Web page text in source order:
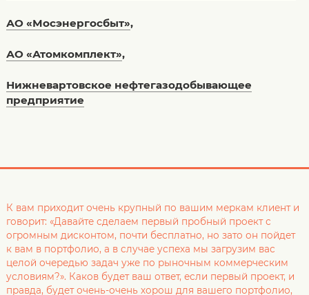
АО «Мосэнергосбыт»,
АО «Атомкомплект»,
Нижневартовское нефтегазодобывающее
предприятие
К вам приходит очень крупный по вашим меркам клиент и
говорит: «Давайте сделаем первый пробный проект с
огромным дисконтом, почти бесплатно, но зато он пойдет
к вам в портфолио, а в случае успеха мы загрузим вас
целой очередью задач уже по рыночным коммерческим
условиям?». Каков будет ваш ответ, если первый проект, и
правда, будет очень-очень хорош для вашего портфолио,